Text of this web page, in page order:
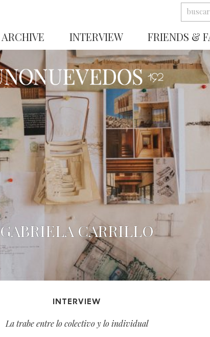
ARCHIVE INTERVIEW FRIENDS &
GABRIELA CARRILLO
INTERVIEW
La trabe entre lo colectivo y lo individual